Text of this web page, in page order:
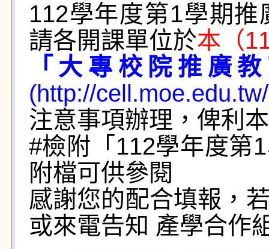
112學年度第1學期
請各開課單位於本（
「大專校院推廣
(http://
注意事項辦理，俾利
#檢附「112學年度第
附檔可供參閱
感謝您的配合填報，
或來電告知 產學合作